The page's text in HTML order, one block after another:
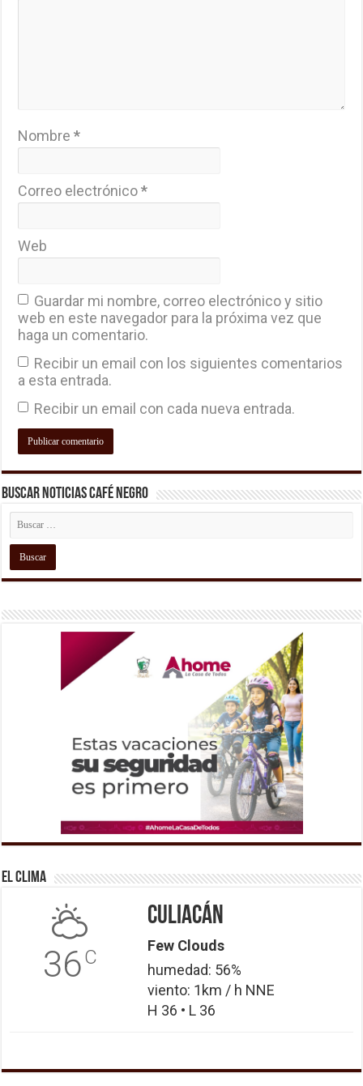
Nombre*
Correo electrónico*
Web
Guardar mi nombre, correo electrónico y sitio
web en este navegador para la próxima vez que
haga un comentario.
Recibir un email con los siguientes comentarios
a esta entrada.
Recibir un email con cada nueva entrada.
Buscar Noticias Café Negro
El Clima
36C
Culiacán
Few Clouds
humedad: 56%
viento: 1km / h NNE
H 36 • L 36